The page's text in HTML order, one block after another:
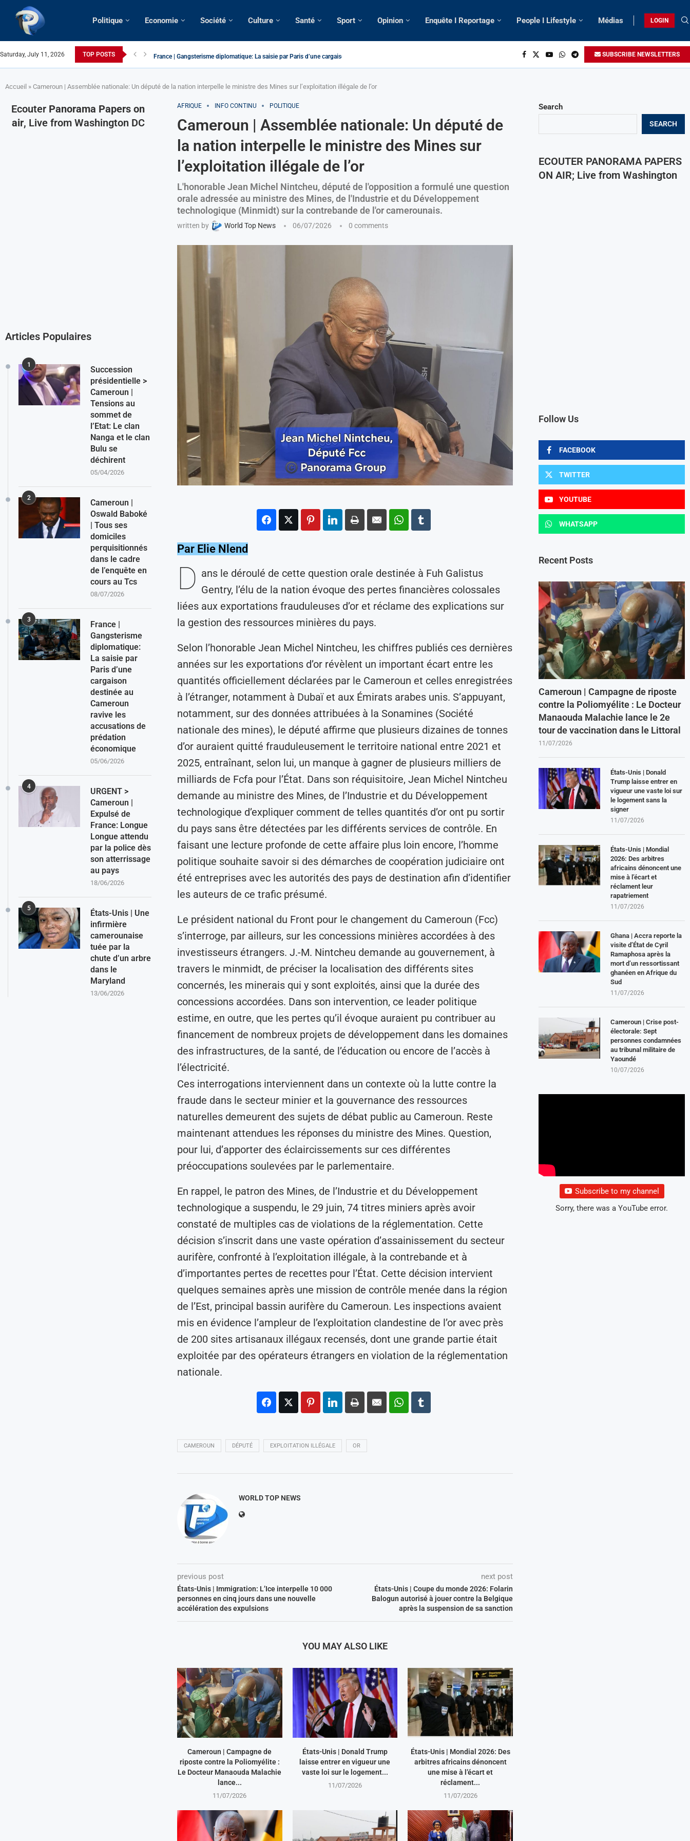
Politique Economie Société Culture Santé Sport Opinion Enquête I Reportage People I Lifestyle Médias LOGIN
Saturday, July 11, 2026 TOP POSTS France | Gangsterisme diplomatique: La saisie par Paris d’une cargaison destinée... SUBSCRIBE NEWSLETTERS
Accueil » Cameroun | Assemblée nationale: Un député de la nation interpelle le ministre des Mines sur l’exploitation illégale de l’or
AFRIQUE INFO CONTINU POLITIQUE
Cameroun | Assemblée nationale: Un député de
la nation interpelle le ministre des Mines sur
l’exploitation illégale de l’or
L'honorable Jean Michel Nintcheu, député de l'opposition a formulé une question
orale adressée au ministre des Mines, de l'Industrie et du Développement
technologique (Minmidt) sur la contrebande de l'or camerounais.
written by World Top News 06/07/2026 0 comments
Par Elie Nlend
D ans le déroulé de cette question orale destinée à Fuh Galistus
Gentry, l’élu de la nation évoque des pertes financières colossales
liées aux exportations frauduleuses d’or et réclame des explications sur
la gestion des ressources minières du pays.
Selon l’honorable Jean Michel Nintcheu, les chiffres publiés ces dernières
années sur les exportations d’or révèlent un important écart entre les
quantités officiellement déclarées par le Cameroun et celles enregistrées
à l’étranger, notamment à Dubaï et aux Émirats arabes unis. S’appuyant,
notamment, sur des données attribuées à la Sonamines (Société
nationale des mines), le député affirme que plusieurs dizaines de tonnes
d’or auraient quitté frauduleusement le territoire national entre 2021 et
2025, entraînant, selon lui, un manque à gagner de plusieurs milliers de
milliards de Fcfa pour l’État. Dans son réquisitoire, Jean Michel Nintcheu
demande au ministre des Mines, de l’Industrie et du Développement
technologique d’expliquer comment de telles quantités d’or ont pu sortir
du pays sans être détectées par les différents services de contrôle. En
faisant une lecture profonde de cette affaire plus loin encore, l’homme
politique souhaite savoir si des démarches de coopération judiciaire ont
été entreprises avec les autorités des pays de destination afin d’identifier
les auteurs de ce trafic présumé.
Le président national du Front pour le changement du Cameroun (Fcc)
s’interroge, par ailleurs, sur les concessions minières accordées à des
investisseurs étrangers. J.-M. Nintcheu demande au gouvernement, à
travers le minmidt, de préciser la localisation des différents sites
concernés, les minerais qui y sont exploités, ainsi que la durée des
concessions accordées. Dans son intervention, ce leader politique
estime, en outre, que les pertes qu’il évoque auraient pu contribuer au
financement de nombreux projets de développement dans les domaines
des infrastructures, de la santé, de l’éducation ou encore de l’accès à
l’électricité.
Ces interrogations interviennent dans un contexte où la lutte contre la
fraude dans le secteur minier et la gouvernance des ressources
naturelles demeurent des sujets de débat public au Cameroun. Reste
maintenant attendues les réponses du ministre des Mines. Question,
pour lui, d’apporter des éclaircissements sur ces différentes
préoccupations soulevées par le parlementaire.
En rappel, le patron des Mines, de l’Industrie et du Développement
technologique a suspendu, le 29 juin, 74 titres miniers après avoir
constaté de multiples cas de violations de la réglementation. Cette
décision s’inscrit dans une vaste opération d’assainissement du secteur
aurifère, confronté à l’exploitation illégale, à la contrebande et à
d’importantes pertes de recettes pour l’État. Cette décision intervient
quelques semaines après une mission de contrôle menée dans la région
de l’Est, principal bassin aurifère du Cameroun. Les inspections avaient
mis en évidence l’ampleur de l’exploitation clandestine de l’or avec près
de 200 sites artisanaux illégaux recensés, dont une grande partie était
exploitée par des opérateurs étrangers en violation de la réglementation
nationale.
CAMEROUN DÉPUTÉ EXPLOITATION ILLÉGALE OR
WORLD TOP NEWS
previous post
États-Unis | Immigration: L’Ice interpelle 10 000
personnes en cinq jours dans une nouvelle
accélération des expulsions
next post
États-Unis | Coupe du monde 2026: Folarin
Balogun autorisé à jouer contre la Belgique
après la suspension de sa sanction
YOU MAY ALSO LIKE
Cameroun | Campagne de
riposte contre la Poliomyélite :
Le Docteur Manaouda Malachie
lance...
11/07/2026
États-Unis | Donald Trump
laisse entrer en vigueur une
vaste loi sur le logement...
11/07/2026
États-Unis | Mondial 2026: Des
arbitres africains dénoncent
une mise à l’écart et
réclament...
11/07/2026
Search
SEARCH
ECOUTER PANORAMA PAPERS
ON AIR; Live from Washington
Follow Us
FACEBOOK
TWITTER
YOUTUBE
WHATSAPP
Recent Posts
Cameroun | Campagne de riposte
contre la Poliomyélite : Le Docteur
Manaouda Malachie lance le 2e
tour de vaccination dans le Littoral
11/07/2026
États-Unis | Donald
Trump laisse entrer en
vigueur une vaste loi sur
le logement sans la
signer
11/07/2026
États-Unis | Mondial
2026: Des arbitres
africains dénoncent une
mise à l’écart et
réclament leur
rapatriement
11/07/2026
Ghana | Accra reporte la
visite d’État de Cyril
Ramaphosa après la
mort d’un ressortissant
ghanéen en Afrique du
Sud
11/07/2026
Cameroun | Crise post-
électorale: Sept
personnes condamnées
au tribunal militaire de
Yaoundé
10/07/2026
Subscribe to my channel
Sorry, there was a YouTube error.
Ecouter Panorama Papers on
air, Live from Washington DC
Articles Populaires
1
Succession
présidentielle >
Cameroun |
Tensions au
sommet de
l’Etat: Le clan
Nanga et le clan
Bulu se
déchirent
05/04/2026
2
Cameroun |
Oswald Baboké
| Tous ses
domiciles
perquisitionnés
dans le cadre
de l’enquête en
cours au Tcs
08/07/2026
3
France |
Gangsterisme
diplomatique:
La saisie par
Paris d’une
cargaison
destinée au
Cameroun
ravive les
accusations de
prédation
économique
05/06/2026
4
URGENT >
Cameroun |
Expulsé de
France: Longue
Longue attendu
par la police dès
son atterrissage
au pays
18/06/2026
5
États-Unis | Une
infirmière
camerounaise
tuée par la
chute d’un arbre
dans le
Maryland
13/06/2026